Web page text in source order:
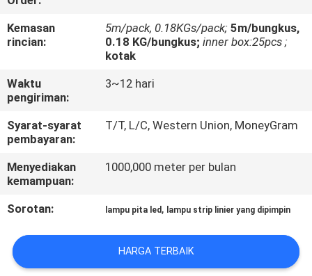
KUALITAS
KAMI
BERITA
KASUS
SITEMAP
KEBIJAKAN
Kemasan
rincian:
5m/pack, 0.18KGs/pack; 5m/bungkus,
0.18 KG/bungkus; inner box:25pcs ;
kotak
Waktu
pengiriman:
3~12 hari
Syarat-syarat
pembayaran:
T/T, L/C, Western Union, MoneyGram
Menyediakan
kemampuan:
1000,000 meter per bulan
Sorotan: lampu pita led , lampu strip linier yang dipimpin
HARGA TERBAIK